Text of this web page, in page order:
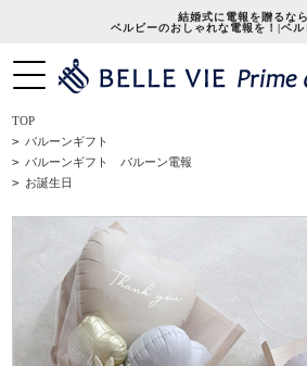
結婚式に電報を贈るなら
ベルビーのおしゃれな電報を！|ベル
TOP
> バルーンギフト
> バルーンギフト バルーン電報
> お誕生日